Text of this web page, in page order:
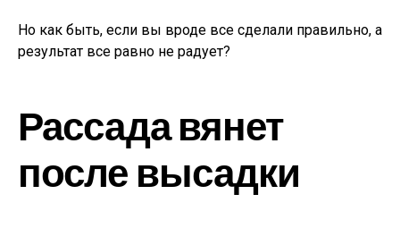
Но как быть, если вы вроде все сделали правильно, а
результат все равно не радует?
Рассада вянет
после высадки